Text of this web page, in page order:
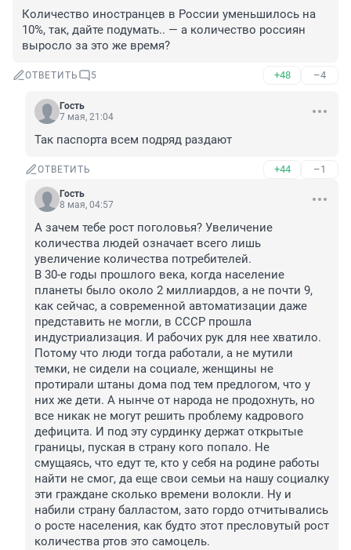
Количество иностранцев в России уменьшилось на
10%, так, дайте подумать.. — а количество россиян
выросло за это же время?
ОТВЕТИТЬ 5 +48 –4
Гость
7 мая, 21:04
Так паспорта всем подряд раздают
ОТВЕТИТЬ +44 –1
Гость
8 мая, 04:57
А зачем тебе рост поголовья? Увеличение
количества людей означает всего лишь
увеличение количества потребителей.
В 30-е годы прошлого века, когда население
планеты было около 2 миллиардов, а не почти 9,
как сейчас, а современной автоматизации даже
представить не могли, в СССР прошла
индустриализация. И рабочих рук для нее хватило.
Потому что люди тогда работали, а не мутили
темки, не сидели на социале, женщины не
протирали штаны дома под тем предлогом, что у
них же дети. А нынче от народа не продохнуть, но
все никак не могут решить проблему кадрового
дефицита. И под эту сурдинку держат открытые
границы, пуская в страну кого попало. Не
смущаясь, что едут те, кто у себя на родине работы
найти не смог, да еще свои семьи на нашу социалку
эти граждане сколько времени волокли. Ну и
набили страну балластом, зато гордо отчитывались
о росте населения, как будто этот пресловутый рост
количества ртов это самоцель.